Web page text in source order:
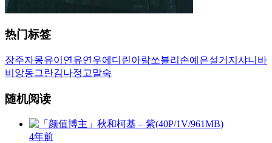
热门标签
장주자몽유이 연유연우에디린아람쏘블리 손예은설거지 샤니 바
비앙동그란김나정 고말숙
随机阅读
4年前